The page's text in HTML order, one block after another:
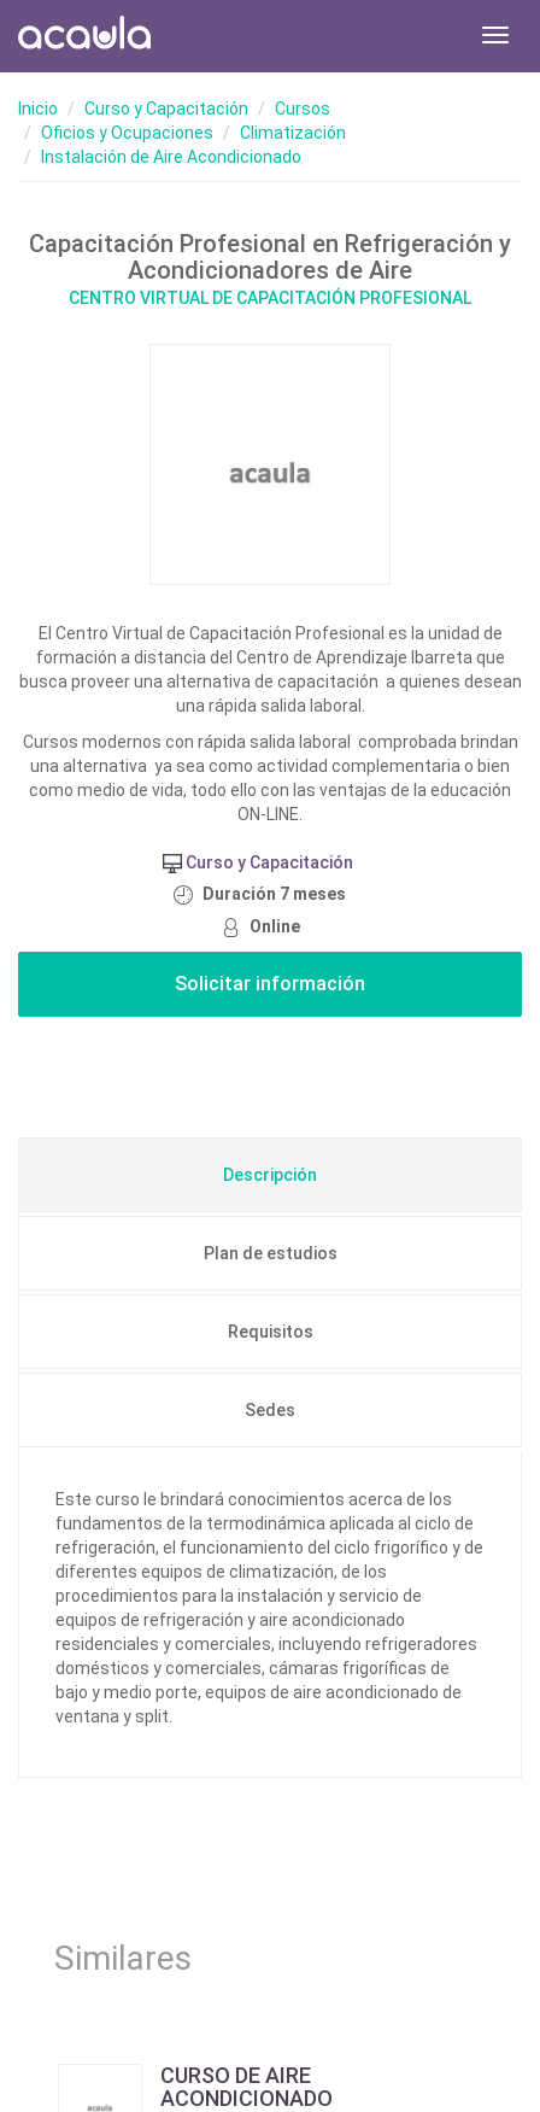
Inicio Curso y Capacitación
Cursos
Oficios y Ocupaciones
Climatización
Instalación de Aire Acondicionado
Capacitación Profesional en Refrigeración y
Acondicionadores de Aire
CENTRO VIRTUAL DE CAPACITACIÓN PROFESIONAL
El Centro Virtual de Capacitación Profesional es la unidad de
formación a distancia del Centro de Aprendizaje Ibarreta que
busca proveer una alternativa de capacitación a quienes desean
una rápida salida laboral.
Cursos modernos con rápida salida laboral comprobada brindan
una alternativa ya sea como actividad complementaria o bien
como medio de vida, todo ello con las ventajas de la educación
ON-LINE.
Curso y Capacitación
Duración 7 meses
Online
Descripción
Plan de estudios
Requisitos
Sedes
Este curso le brindará conocimientos acerca de los
fundamentos de la termodinámica aplicada al ciclo de
refrigeración, el funcionamiento del ciclo frigorífico y de
diferentes equipos de climatización, de los
procedimientos para la instalación y servicio de
equipos de refrigeración y aire acondicionado
residenciales y comerciales, incluyendo refrigeradores
domésticos y comerciales, cámaras frigoríficas de
bajo y medio porte, equipos de aire acondicionado de
ventana y split.
Similares
CURSO DE AIRE
ACONDICIONADO